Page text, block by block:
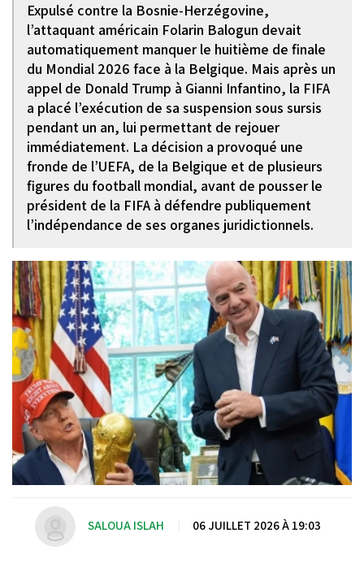
Expulsé contre la Bosnie-Herzégovine,
l’attaquant américain Folarin Balogun devait
automatiquement manquer le huitième de finale
du Mondial 2026 face à la Belgique. Mais après un
appel de Donald Trump à Gianni Infantino, la FIFA
a placé l’exécution de sa suspension sous sursis
pendant un an, lui permettant de rejouer
immédiatement. La décision a provoqué une
fronde de l’UEFA, de la Belgique et de plusieurs
figures du football mondial, avant de pousser le
président de la FIFA à défendre publiquement
l’indépendance de ses organes juridictionnels.
SALOUA ISLAH 06 JUILLET 2026 À 19:03